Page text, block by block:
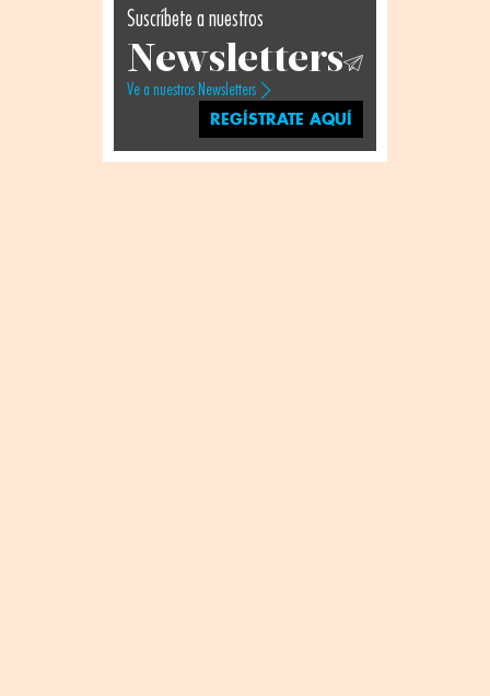
Suscríbete a nuestros
Newsletters
Ve a nuestros Newsletters
REGÍSTRATE AQUÍ